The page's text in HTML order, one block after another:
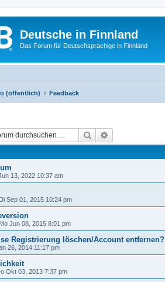
Deutsche in Finnland
Das Forum für Deutschsprachige in Finnland
(öffentlich) Feedback
Suche
13, 2022 10:37 am
Di Sep 01, 2015 10:24 pm
Mo Jun 08, 2015 8:01 pm
Registrierung löschen/Account entfernen?
26, 2014 11:17 pm
Okt 03, 2013 7:37 pm